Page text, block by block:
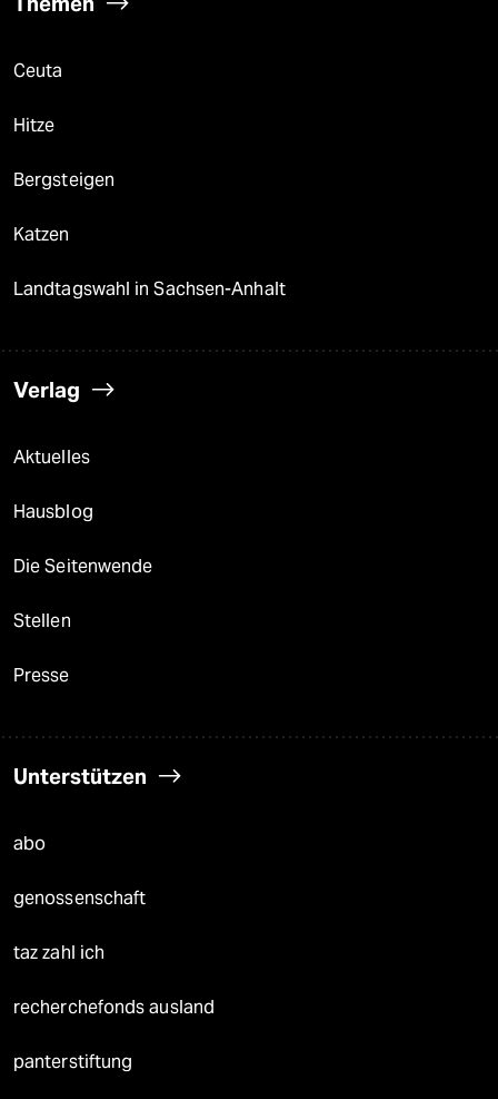
Ceuta
Hitze
Bergsteigen
Katzen
Landtagswahl in Sachsen-Anhalt
Verlag
Aktuelles
Hausblog
Die Seitenwende
Stellen
Presse
Unterstützen
abo
genossenschaft
taz zahl ich
recherchefonds ausland
panterstiftung